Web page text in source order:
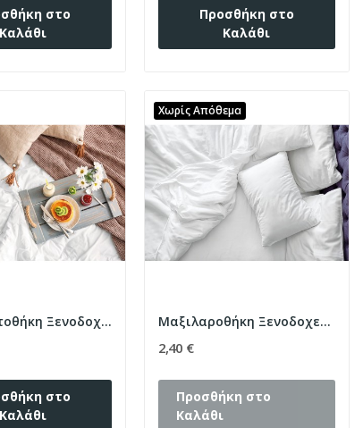
στο
Καλάθι
Προσθήκη στο
Καλάθι
Παπλωματοθήκη Ξενοδοχείου υπέρδιπλη 5-Star...
στο
Καλάθι
Χωρίς Απόθεμα
Μαξιλαροθήκη Ξενοδοχείου Lucid Percale CVC...
2,40 €
Προσθήκη στο
Καλάθι